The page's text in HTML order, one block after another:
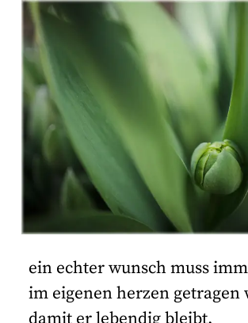
ein echter wunsch muss
im eigenen herzen getragen
damit er lebendig bleibt.